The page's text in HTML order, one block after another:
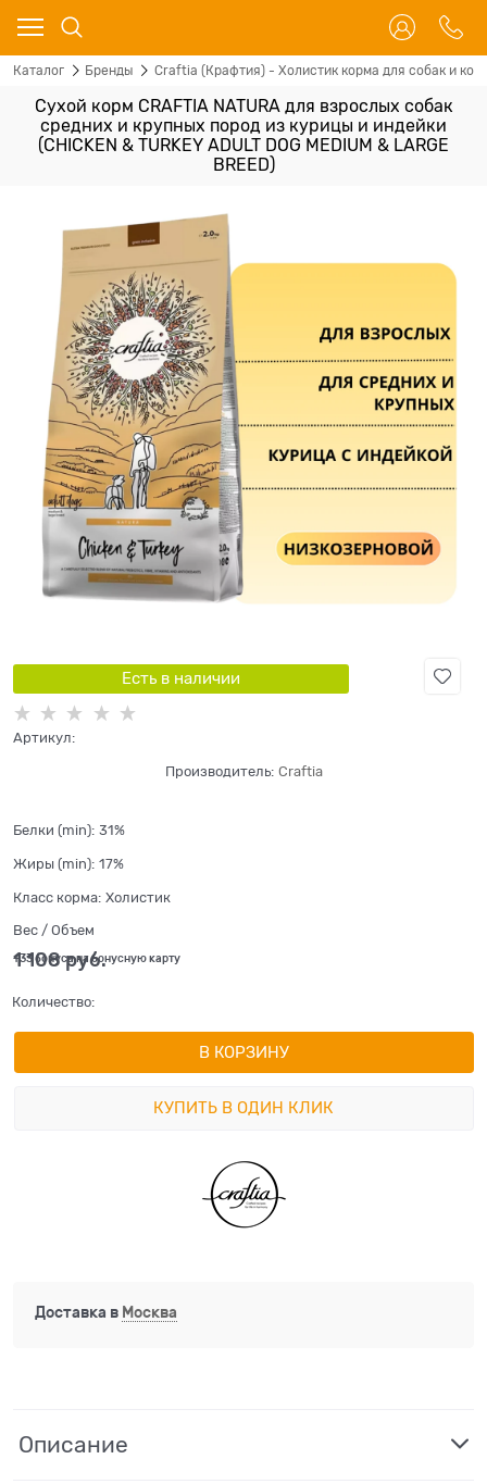
Каталог Бренды Craftia (Крафтия) - Холистик корма для собак и
Сухой корм CRAFTIA NATURA для взрослых собак
средних и крупных пород из курицы и индейки
(CHICKEN & TURKEY ADULT DOG MEDIUM & LARGE
BREED)
Есть в наличии
Артикул:
Производитель: Craftia
Белки (min): 31%
Жиры (min): 17%
Класс корма: Холистик
Вес / Объем
1 108 руб.
+33 бонуса на бонусную карту
Количество:
В КОРЗИНУ
КУПИТЬ В ОДИН КЛИК
Доставка в Москва
Описание